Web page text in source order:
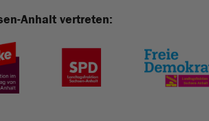
Anhalt vertreten: